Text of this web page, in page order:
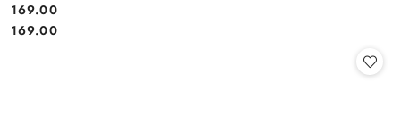
Cena:
169.00
Cena:
169.00